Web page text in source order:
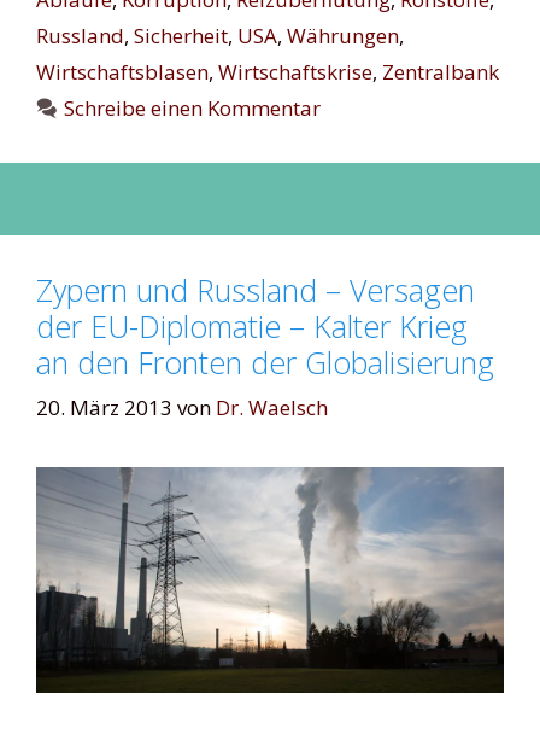
Russland, Sicherheit, USA, Währungen,
Wirtschaftsblasen, Wirtschaftskrise, Zentralbank
Schreibe einen Kommentar
Zypern und Russland – Versagen
der EU-Diplomatie – Kalter Krieg
an den Fronten der Globalisierung
20. März 2013 von Dr. Waelsch